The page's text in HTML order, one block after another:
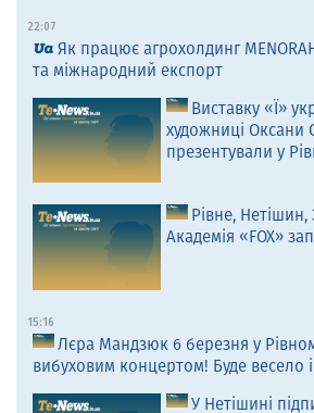
22:07
Як працює агрохолдинг
та міжнародний експорт
Виставку «Ї»
художниці Оксани
презентували у
Рівне, Нетішин,
Академія «FOX»
15:16
Лєра Мандзюк 6 березня у
вибуховим концертом! Буде весело
У Нетішині